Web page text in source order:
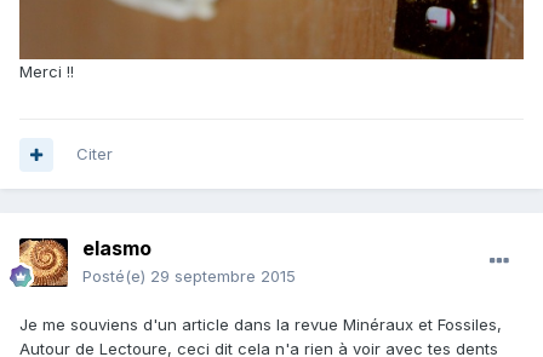
Merci !!
Citer
elasmo
Posté(e) 29 septembre 2015
Je me souviens d'un article dans la revue Minéraux et Fossiles,
Autour de Lectoure, ceci dit cela n'a rien à voir avec tes dents